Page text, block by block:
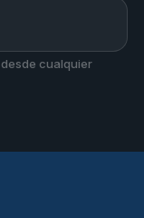
cualquier